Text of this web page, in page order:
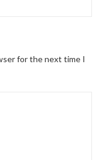
for the next time I